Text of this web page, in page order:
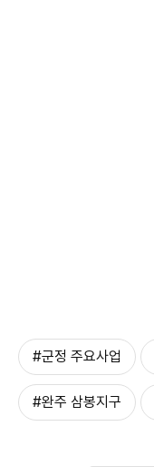
#군정 주요사업
#완주 삼봉지구